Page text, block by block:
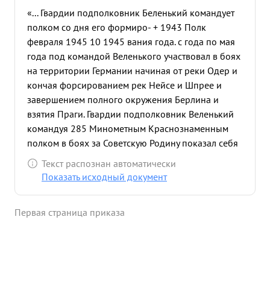
«... Гвардии подполковник Беленький командует
полком со дня его формиро- + 1943 Полк
февраля 1945 10 1945 вания года. с года по мая
года под командой Веленького участвовал в боях
на территории Германии начиная от реки Одер и
кончая форсированием рек Нейсе и Шпрее и
завершением полного окружения Берлина и
взятия Праги. Гвардии подполковник Веленький
командуя 285 Минометным Краснознаменным
полком в боях за Советскую Родину показал себя
храбрым, решительным и умелым руководителем
вверенного ему полка. Непосредственно в боевых
ратные подвиги Под его непосредственным
Текст распознан автоматически
Показать исходный документ
Первая страница приказа